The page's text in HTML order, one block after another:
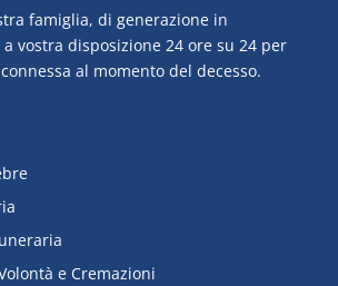
famiglia, di generazione in
vostra disposizione 24 ore su 24 per
al momento del decesso.
e Cremazioni